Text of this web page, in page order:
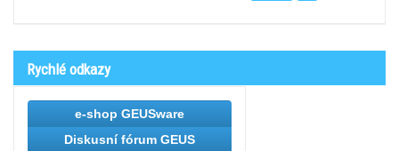
Rychlé odkazy
e-shop GEUSware
Diskusní fórum GEUS